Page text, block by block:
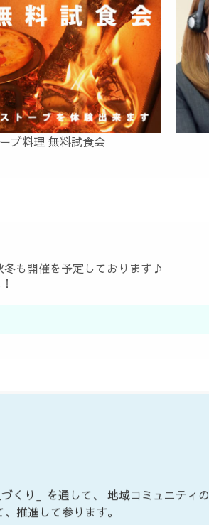
ブ料理 無料試食会
冬も開催を予定しております♪
くり」を通して、 地域コミュニティ
推進して参ります。